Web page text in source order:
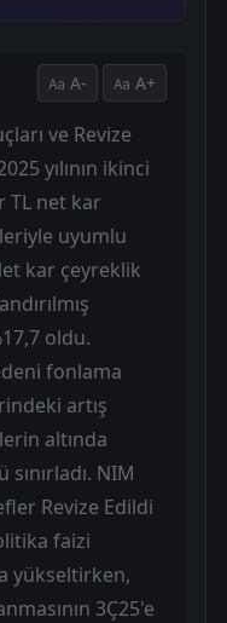
A- A+
ve Revize
yılının ikinci
TL net kar
uyumlu
kar çeyreklik
oldu.
fonlama
artış
altında
NIM
Revize Edildi
faizi
yükseltirken,
3Ç25'e